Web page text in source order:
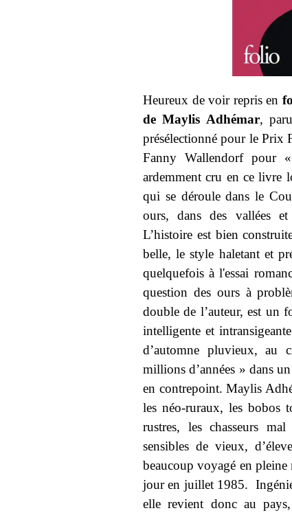
Heureux de voir repris en
de Maylis Adhémar,
présélectionné pour le Prix
Fanny Wallendorf pour
ardemment cru en ce livre
qui se déroule dans le
ours, dans des vallées
L’histoire est bien
belle, le style haletant et
quelquefois à l'essai
question des ours à
double de l’auteur, est un
intelligente et
d’automne pluvieux, au
millions d’années » dans
en contrepoint. Maylis
les néo-ruraux, les bobos
rustres, les chasseurs
sensibles de vieux,
beaucoup voyagé en pleine
jour en juillet 1985.
elle revient donc au